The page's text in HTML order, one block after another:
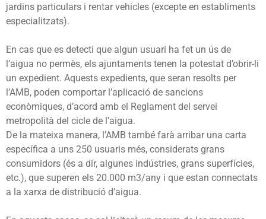
jardins particulars i rentar vehicles (excepte en establiments
especialitzats).
En cas que es detecti que algun usuari ha fet un ús de
l’aigua no permès, els ajuntaments tenen la potestat d’obrir-li
un expedient. Aquests expedients, que seran resolts per
l’AMB, poden comportar l’aplicació de sancions
econòmiques, d’acord amb el Reglament del servei
metropolità del cicle de l’aigua.
De la mateixa manera, l’AMB també farà arribar una carta
específica a uns 250 usuaris més, considerats grans
consumidors (és a dir, algunes indústries, grans superfícies,
etc.), que superen els 20.000 m3/any i que estan connectats
a la xarxa de distribució d’aigua.